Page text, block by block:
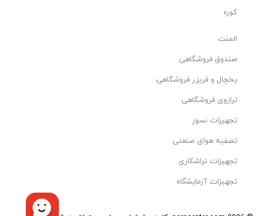
کوره
المنت
صندوق فروشگاهی
یخچال و فریزر فروشگاهی
ترازوی فروشگاهی
تجهیزات نسوز
تصفیه هوای صنعتی
تجهیزات تراشکاری
تجهیزات آزمایشگاه